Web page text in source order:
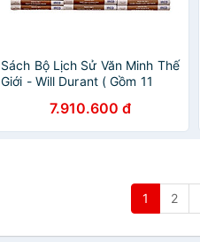
Sách Bộ Lịch Sử Văn Minh Thế
Giới - Will Durant ( Gồm 11
7.910.600 đ
1 2